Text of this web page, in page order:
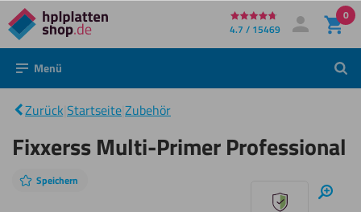
Direkt
zum
Inhalt
4.7 / 15469 Mein Konto
Anmelden
0
Menü
Zurück StartseiteZubehör
Fixxerss
Multi-
Primer
Fixxerss Multi-Primer Professional
Speichern